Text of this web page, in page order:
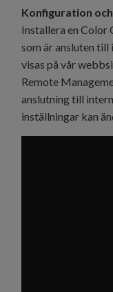
Konfiguration
Installera en Color
som är ansluten
visas på vår
Remote
anslutning till
inställningar kan